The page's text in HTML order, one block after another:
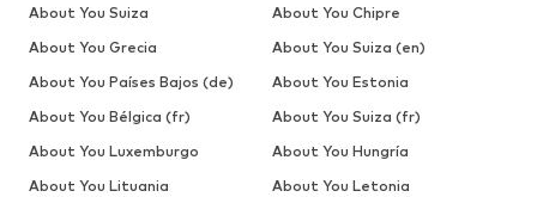
About You Suiza
About You Chipre
About You Grecia
About You Suiza (en)
About You Países Bajos (de)
About You Estonia
About You Bélgica (fr)
About You Suiza (fr)
About You Luxemburgo
About You Hungría
About You Lituania
About You Letonia